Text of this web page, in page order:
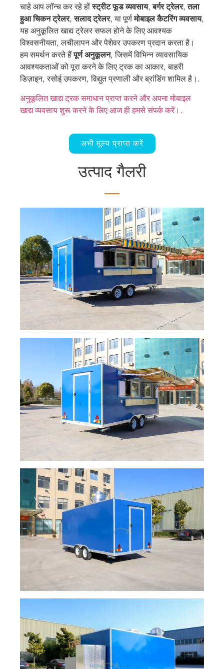
चाहे आप लॉन्च कर रहे होंस्ट्रीट फूड व्यवसाय,बर्गर ट्रेलर,तला
हुआ चिकन ट्रेलर,सलाद ट्रेलर, या पूर्णमोबाइल कैटरिंग व्यवसाय,
यह अनुकूलित खाद्य ट्रेलर सफल होने के लिए आवश्यक
विश्वसनीयता, लचीलापन और पेशेवर उपकरण प्रदान करता है।
हम समर्थन करते हैंपूर्ण अनुकूलन, जिसमें विभिन्न व्यावसायिक
आवश्यकताओं को पूरा करने के लिए ट्रक का आकार, बाहरी
डिज़ाइन, रसोई उपकरण, विद्युत प्रणाली और ब्रांडिंग शामिल है।.
अनुकूलित खाद्य ट्रक समाधान प्राप्त करने और अपना मोबाइल
खाद्य व्यवसाय शुरू करने के लिए आज ही हमसे संपर्क करें।.
अभी मूल्य प्राप्त करें
उत्पाद गैलरी